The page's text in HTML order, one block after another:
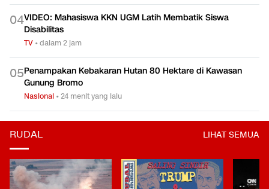
04VIDEO: Mahasiswa KKN UGM Latih Membatik Siswa
Disabilitas
TV •dalam 2 jam
05Penampakan Kebakaran Hutan 80 Hektare di Kawasan
Gunung Bromo
Nasional •24 menit yang lalu
RUDAL LIHAT SEMUA